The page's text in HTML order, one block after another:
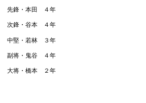
先鋒・本田 ４年
次鋒・谷本 ４年
中堅・若林 ３年
副将・鬼谷 ４年
大将・橋本 ２年